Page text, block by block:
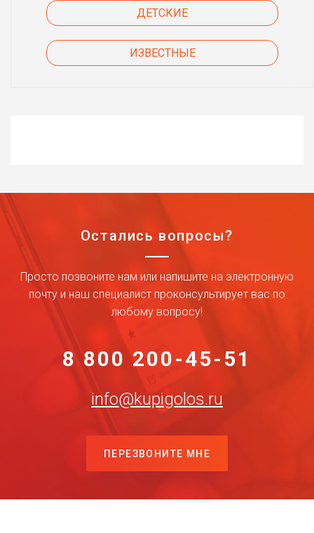
ДЕТСКИЕ
ИЗВЕСТНЫЕ
Остались вопросы?
Просто позвоните нам или напишите на электронную
почту и наш специалист проконсультирует вас по
любому вопросу!
8 800 200-45-51
info@kupigolos.ru
ПЕРЕЗВОНИТЕ МНЕ